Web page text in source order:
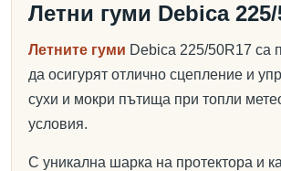
Летни гуми Debica 225/
Летните гуми Debica 225/50R17 са
да осигурят отлично сцепление и
сухи и мокри пътища при топли
условия.
С уникална шарка на протектора и